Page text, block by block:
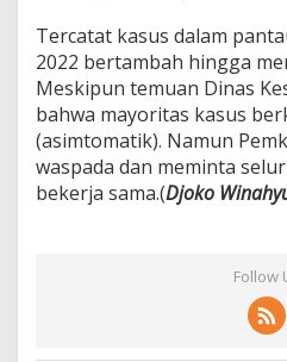
Tercatat kasus dalam
2022 bertambah hingga
Meskipun temuan Dinas
bahwa mayoritas kasus
(asimtomatik). Namun
waspada dan meminta
bekerja sama.(Djoko
Follow